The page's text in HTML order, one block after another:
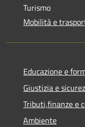
Turismo
Mobilità e
Educazione e
Giustizia e
Tributi,finanze e
Ambiente